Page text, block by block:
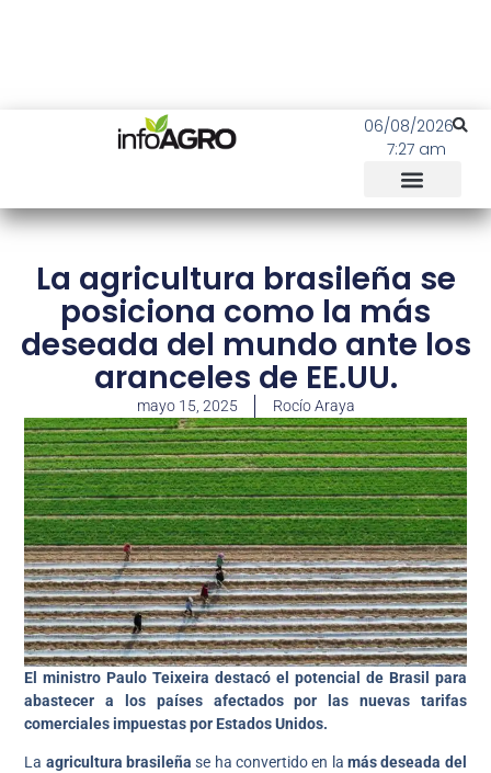
06/08/2026
7:27 am
La agricultura brasileña se
posiciona como la más
deseada del mundo ante los
aranceles de EE.UU.
mayo 15, 2025 Rocío Araya
El ministro Paulo Teixeira destacó el potencial de Brasil para
abastecer a los países afectados por las nuevas tarifas
comerciales impuestas por Estados Unidos.
La agricultura brasileña se ha convertido en la más deseada del